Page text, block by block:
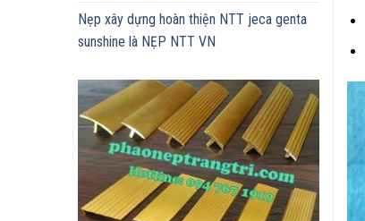
Nẹp xây dựng hoàn thiện NTT jeca genta
sunshine là NẸP NTT VN